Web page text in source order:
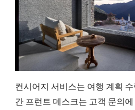
컨시어지 서비스는 여행 계획
간 프런트 데스크는 고객 문의